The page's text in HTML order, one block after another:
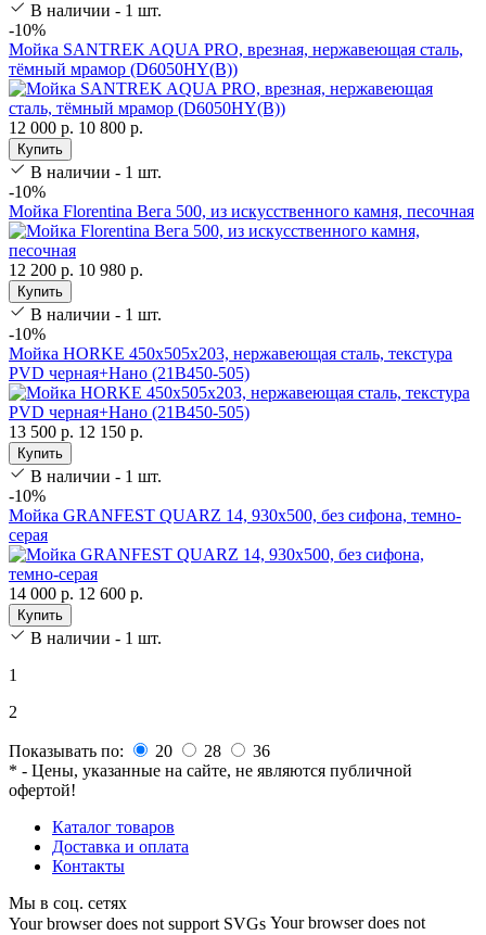
В наличии - 1 шт.
-10%
Мойка SANTREK AQUA PRO, врезная, нержавеющая сталь,
тёмный мрамор (D6050HY(B))
12 000 р. 10 800 р.
Купить
В наличии - 1 шт.
-10%
Мойка Florentina Вега 500, из искусственного камня, песочная
12 200 р. 10 980 р.
Купить
В наличии - 1 шт.
-10%
Мойка HORKE 450х505х203, нержавеющая сталь, текстура
PVD черная+Нано (21B450-505)
13 500 р. 12 150 р.
Купить
В наличии - 1 шт.
-10%
Мойка GRANFEST QUARZ 14, 930х500, без сифона, темно-
серая
14 000 р. 12 600 р.
Купить
В наличии - 1 шт.
1
2
Показывать по: 20 28
36
* - Цены, указанные на сайте, не являются публичной
офертой!
Каталог товаров
Доставка и оплата
Контакты
Мы в соц. сетях
Your browser does not support SVGs Your browser does not